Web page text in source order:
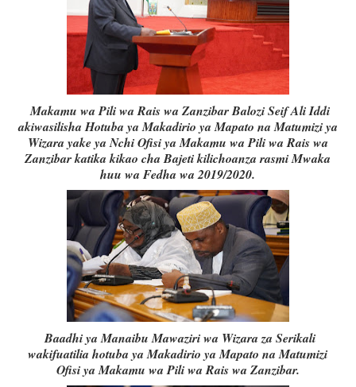
Makamu wa Pili wa Rais wa Zanzibar Balozi Seif Ali Iddi
akiwasilisha Hotuba ya Makadirio ya Mapato na Matumizi ya
Wizara yake ya Nchi Ofisi ya Makamu wa Pili wa Rais wa
Zanzibar katika kikao cha Bajeti kilichoanza rasmi Mwaka
huu wa Fedha wa 2019/2020.
Baadhi ya Manaibu Mawaziri wa Wizara za Serikali
wakifuatilia hotuba ya Makadirio ya Mapato na Matumizi
Ofisi ya Makamu wa Pili wa Rais wa Zanzibar.